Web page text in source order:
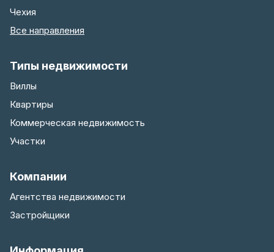
Чехия
Все направления
Типы недвижимости
Виллы
Квартиры
Коммерческая недвижимость
Участки
Компании
Агентства недвижимости
Застройщики